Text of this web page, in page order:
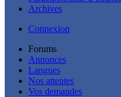
Archives
Connexion
Forums
Annonces
Langues
Nos attentes
Vos demandes